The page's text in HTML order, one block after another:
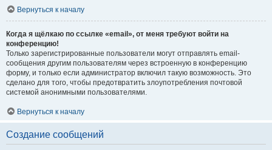
Вернуться к началу
Когда я щёлкаю по ссылке «email», от меня требуют войти на
конференцию!
Только зарегистрированные пользователи могут отправлять email-
сообщения другим пользователям через встроенную в конференцию
форму, и только если администратор включил такую возможность. Это
сделано для того, чтобы предотвратить злоупотребления почтовой
системой анонимными пользователями.
Вернуться к началу
Создание сообщений